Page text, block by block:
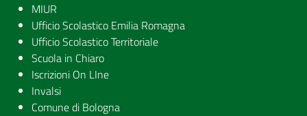
MIUR
Ufficio Scolastico Emilia Romagna
Ufficio Scolastico Territoriale
Scuola in Chiaro
Iscrizioni On LIne
Invalsi
Comune di Bologna